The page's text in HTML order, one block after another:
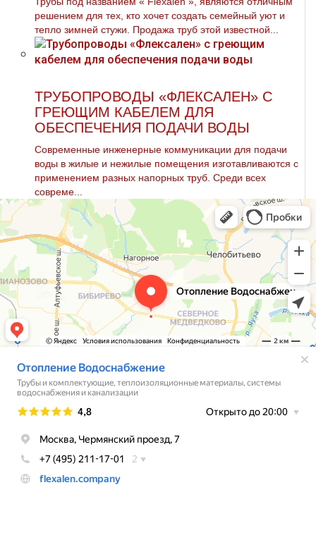
решением для тех, кто хочет создать семейный уют и
тепло зимней стужи. Продажа тpуб этой известной...
ТРУБОПРОВОДЫ «ФЛЕКСАЛЕН» С
ГРЕЮЩИМ КАБЕЛЕМ ДЛЯ
ОБЕСПЕЧЕНИЯ ПОДАЧИ ВОДЫ
Современные инженерные коммуникации для подачи
воды в жилые и нежилые помещения изготавливаются с
применением разных напорных труб. Среди всех
совреме...